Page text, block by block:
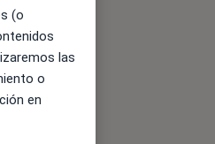
(o
las
o
en